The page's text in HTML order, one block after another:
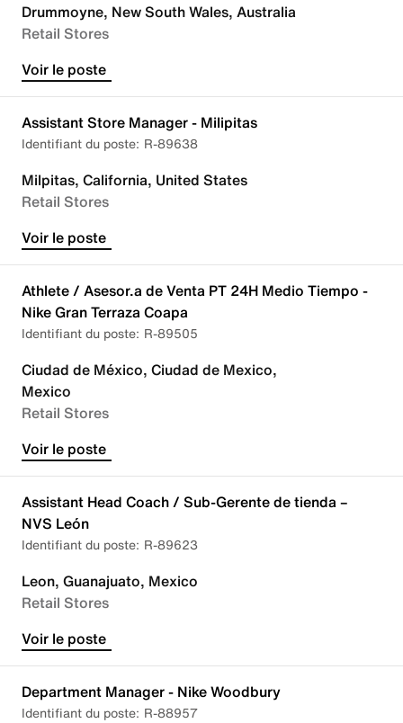
Drummoyne, New South Wales, Australia
Retail Stores
Voir le poste
Assistant Store Manager - Milipitas
R-89638
Milpitas, California, United States
Retail Stores
Voir le poste
Athlete / Asesor.a de Venta PT 24H Medio Tiempo -
Nike Gran Terraza Coapa
R-89505
Ciudad de México, Ciudad de Mexico,
Mexico
Retail Stores
Voir le poste
Assistant Head Coach / Sub-Gerente de tienda –
NVS León
R-89623
Leon, Guanajuato, Mexico
Retail Stores
Voir le poste
Department Manager - Nike Woodbury
R-88957